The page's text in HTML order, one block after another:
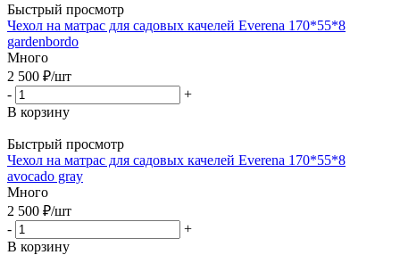
Быстрый просмотр
Чехол на матрас для садовых качелей Everena 170*55*8
gardenbordo
Много
2 500 ₽/шт
-
+
В корзину
Быстрый просмотр
Чехол на матрас для садовых качелей Everena 170*55*8
avocado gray
Много
2 500 ₽/шт
-
+
В корзину